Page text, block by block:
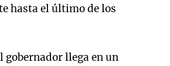
hasta el último de los
gobernador llega en un